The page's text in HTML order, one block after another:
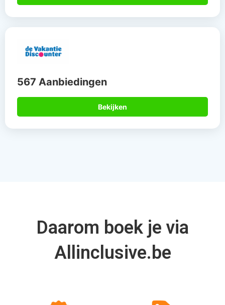
567 Aanbiedingen
Bekijken
Daarom boek je via
Allinclusive.be